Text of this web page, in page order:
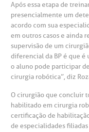
Endereço:
R. Colômbia, 332
CEP: 01438-000 | Jardim
São Paulo - SP
de cuidado
e perdidos
Após essa etapa de
presencialmente um
acordo com sua
em outros casos e ainda
supervisão de um
diferencial da BP é que
o aluno pode participar
cirurgia robótica”, diz
O cirurgião que concluir
habilitado em cirurgia
certificação de
de especialidades filiadas